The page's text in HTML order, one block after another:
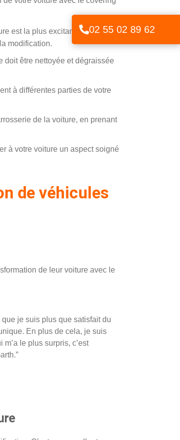
est la plus excitante. C’est le
modification.
doit être nettoyée et dégraissée
à différentes parties de votre
de la voiture, en prenant
à votre voiture un aspect soigné
de véhicules
de leur voiture avec le
je suis plus que satisfait du
En plus de cela, je suis
le plus surpris, c’est
02 55 02 89 62